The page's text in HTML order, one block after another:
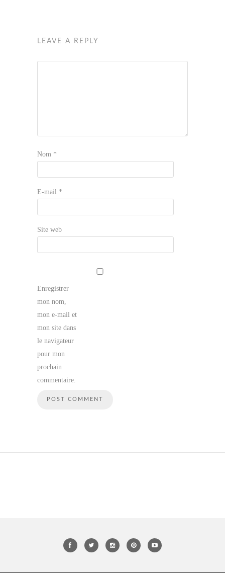
LEAVE A REPLY
Nom *
E-mail *
Site web
Enregistrer
mon nom,
mon e-mail et
mon site dans
le navigateur
pour mon
prochain
commentaire.